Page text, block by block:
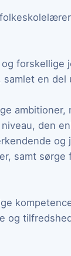
forskellige
en del
den
samt
og